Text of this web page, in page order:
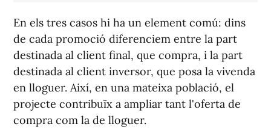
En els tres casos hi ha un element comú: dins
de cada promoció diferenciem entre la part
destinada al client final, que compra, i la part
destinada al client inversor, que posa la vivenda
en lloguer. Així, en una mateixa població, el
projecte contribuïx a ampliar tant l'oferta de
compra com la de lloguer.